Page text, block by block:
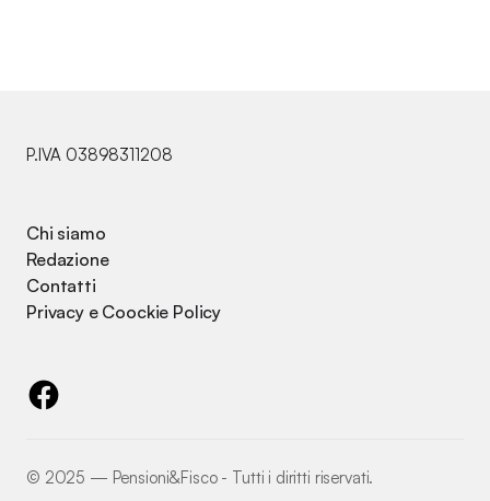
P.IVA 03898311208
Chi siamo
Redazione
Contatti
Privacy e Coockie Policy
©️ 2025 — Pensioni&Fisco - Tutti i diritti riservati.